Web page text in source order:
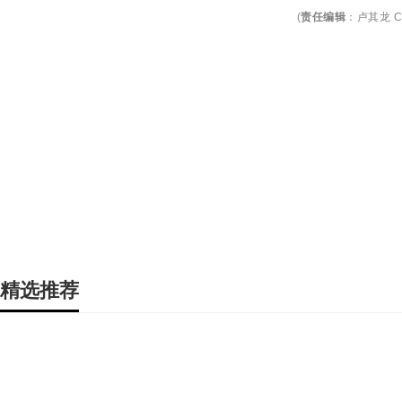
(责任编辑 ： 卢其龙
精选推荐